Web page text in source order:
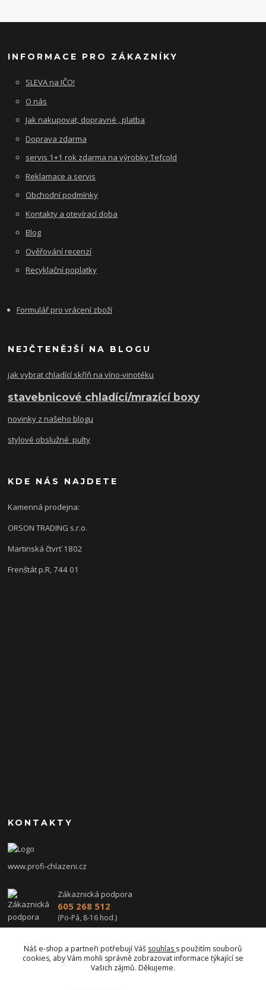
INFORMACE PRO ZÁKAZNÍKY
SLEVA na IČO!
O nás
Jak nakupovat, dopravné , platba
Doprava zdarma
servis 1+1 rok zdarma na výrobky Tefcold
Reklamace a servis
Obchodní podmínky
Kontakty a otevírací doba
Blog
Ověřování recenzí
Recyklační poplatky
Formulář pro vrácení zboží
NEJČTENĚJŠÍ NA BLOGU
jak vybrat chladící skříň na víno-vinotéku
stavebnicové chladící/mrazící boxy
novinky z našeho blogu
stylové obslužné pulty
KDE NÁS NAJDETE
Kamenná prodejna:
ORSON TRADING s.r.o.
Martinská čtvrť 1802
Frenštát p.R, 744 01
KONTAKTY
www.profi-chlazeni.cz
Zákaznická podpora
605 268 512
(Po-Pá, 8-16 hod.)
Náš e-shop a partneři potřebují Váš souhlas s použitím souborů
cookies, aby Vám mohli správně zobrazovat informace týkající se
Vašich zájmů. Děkujeme.